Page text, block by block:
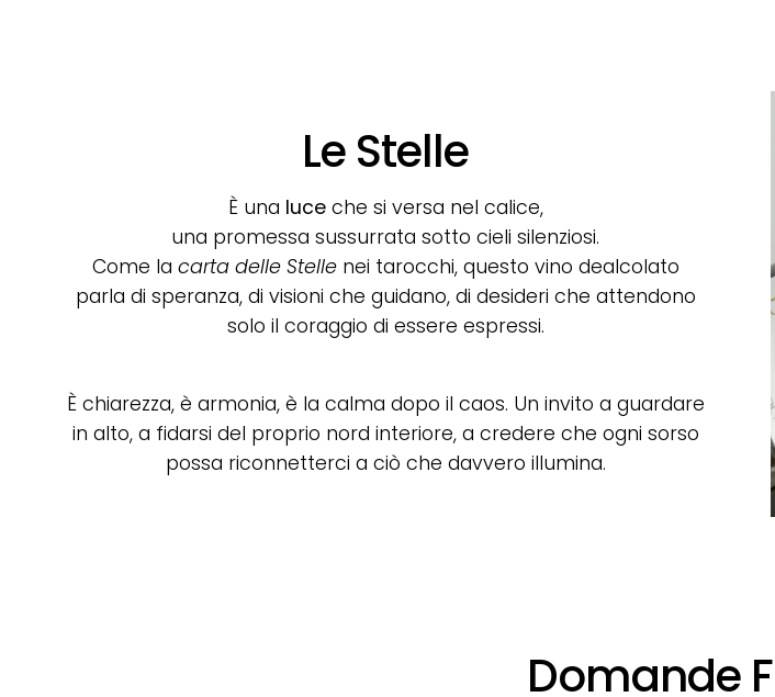
Le Stelle
È una luceche si versa nel calice,
una promessa sussurrata sotto cieli silenziosi.
Come la carta delle Stellenei tarocchi, questo vino dealcolato
parla di speranza, di visioni che guidano, di desideri che attendono
solo il coraggio di essere espressi.
È chiarezza, è armonia, è la calma dopo il caos. Un invito a guardare
in alto, a fidarsi del proprio nord interiore, a credere che ogni sorso
possa riconnetterci a ciò che davvero illumina.
Domande